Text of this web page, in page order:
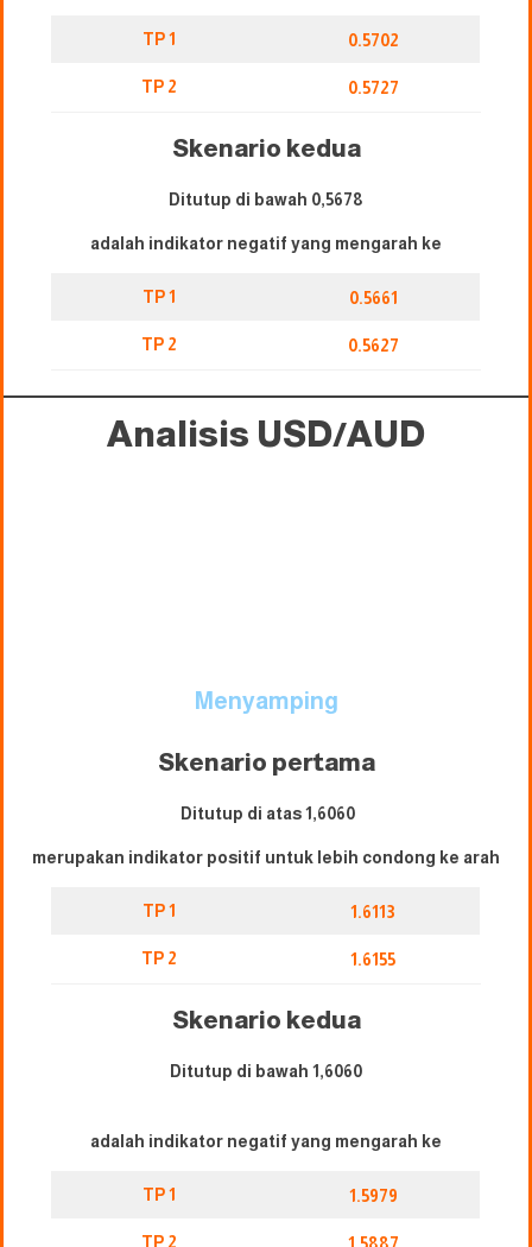
TP 1 0.5702
TP 2 0.5727
Skenario kedua
Ditutup di bawah 0,5678
adalah indikator negatif yang mengarah ke
TP 1 0.5661
TP 2 0.5627
Analisis USD/AUD
Menyamping
Skenario pertama
Ditutup di atas 1,6060
merupakan indikator positif untuk lebih condong ke arah
TP 1 1.6113
TP 2 1.6155
Skenario kedua
Ditutup di bawah 1,6060
adalah indikator negatif yang mengarah ke
TP 1 1.5979
TP 2 1.5887